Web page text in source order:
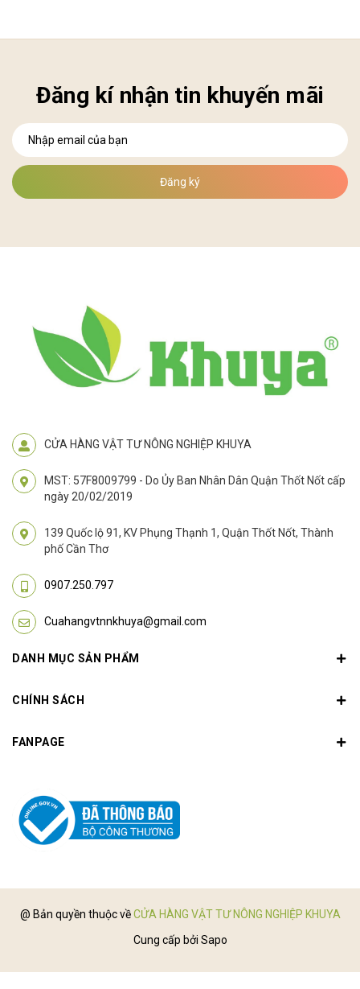
Đăng kí nhận tin khuyến mãi
Đăng ký
CỬA HÀNG VẬT TƯ NÔNG NGHIỆP KHUYA
MST: 57F8009799 - Do Ủy Ban Nhân Dân Quận Thốt Nốt cấp
ngày 20/02/2019
139 Quốc lộ 91, KV Phụng Thạnh 1, Quận Thốt Nốt, Thành
phố Cần Thơ
0907.250.797
Cuahangvtnnkhuya@gmail.com
DANH MỤC SẢN PHẨM
CHÍNH SÁCH
FANPAGE
@ Bản quyền thuộc vềCỬA HÀNG VẬT TƯ NÔNG NGHIỆP KHUYA
Cung cấp bởi Sapo